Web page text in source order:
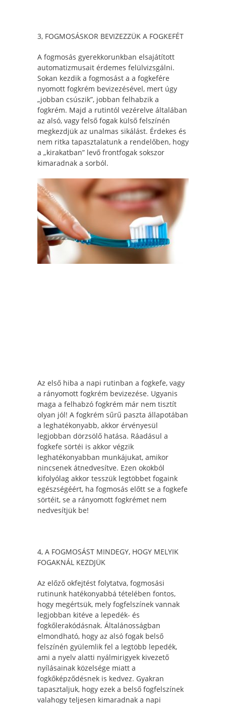
3, FOGMOSÁSKOR BEVIZEZZÜK A FOGKEFÉT
A fogmosás gyerekkorunkban elsajátított
automatizmusait érdemes felülvizsgálni.
Sokan kezdik a fogmosást a a fogkefére
nyomott fogkrém bevizezésével, mert úgy
„jobban csúszik”, jobban felhabzik a
fogkrém. Majd a rutintól vezérelve általában
az alsó, vagy felső fogak külső felszínén
megkezdjük az unalmas sikálást. Érdekes és
nem ritka tapasztalatunk a rendelőben, hogy
a „kirakatban” levő frontfogak sokszor
kimaradnak a sorból.
Az első hiba a napi rutinban a fogkefe, vagy
a rányomott fogkrém bevizezése. Ugyanis
maga a felhabzó fogkrém már nem tisztít
olyan jól! A fogkrém sűrű paszta állapotában
a leghatékonyabb, akkor érvényesül
legjobban dörzsölő hatása. Ráadásul a
fogkefe sörtéi is akkor végzik
leghatékonyabban munkájukat, amikor
nincsenek átnedvesítve. Ezen okokból
kifolyólag akkor tesszük legtöbbet fogaink
egészségéért, ha fogmosás előtt se a fogkefe
sörtéit, se a rányomott fogkrémet nem
nedvesítjük be!
4, A FOGMOSÁST MINDEGY, HOGY MELYIK
FOGAKNÁL KEZDJÜK
Az előző okfejtést folytatva, fogmosási
rutinunk hatékonyabbá tételében fontos,
hogy megértsük, mely fogfelszínek vannak
legjobban kitéve a lepedék- és
fogkőlerakódásnak. Általánosságban
elmondható, hogy az alsó fogak belső
felszínén gyülemlik fel a legtöbb lepedék,
ami a nyelv alatti nyálmirigyek kivezető
nyílásainak közelsége miatt a
fogkőképződésnek is kedvez. Gyakran
tapasztaljuk, hogy ezek a belső fogfelszínek
valahogy teljesen kimaradnak a napi